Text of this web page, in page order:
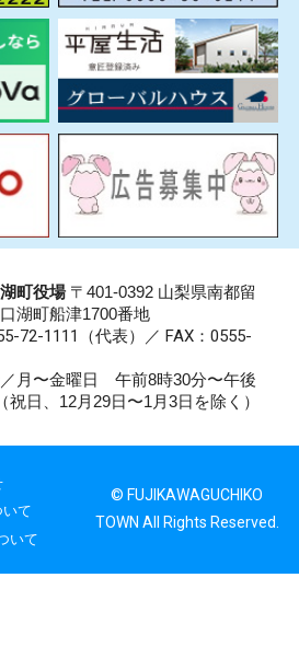
町役場〒401-0392 山梨県南都留
湖町船津1700番地
72-1111 （代表）／ FAX：0555-
月〜金曜日 午前8時30分〜午後
祝日、12月29日〜1月3日を除く）
て
いて
© FUJIKAWAGUCHIKO
TOWN All Rights Reserved.